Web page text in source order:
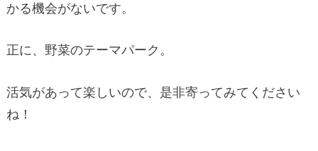
かる機会がないです。
正に、野菜のテーマパーク。
活気があって楽しいので、是非寄ってみてください
ね！